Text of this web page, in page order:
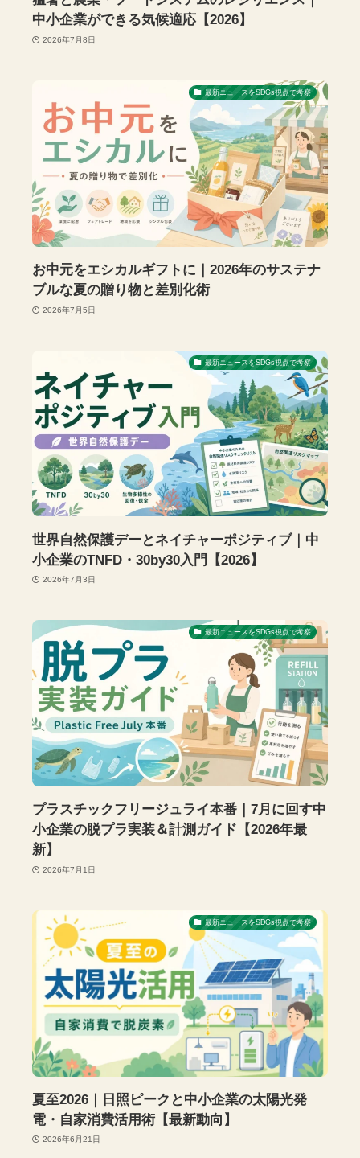
中小企業ができる気候適応【2026】
2026年7月8日
最新ニュースをSDGs視点で考察
お中元をエシカルギフトに｜2026年のサステナ
ブルな夏の贈り物と差別化術
2026年7月5日
最新ニュースをSDGs視点で考察
世界自然保護デーとネイチャーポジティブ｜中
小企業のTNFD・30by30入門【2026】
2026年7月3日
最新ニュースをSDGs視点で考察
プラスチックフリージュライ本番｜7月に回す中
小企業の脱プラ実装＆計測ガイド【2026年最
新】
2026年7月1日
最新ニュースをSDGs視点で考察
夏至2026｜日照ピークと中小企業の太陽光発
電・自家消費活用術【最新動向】
2026年6月21日